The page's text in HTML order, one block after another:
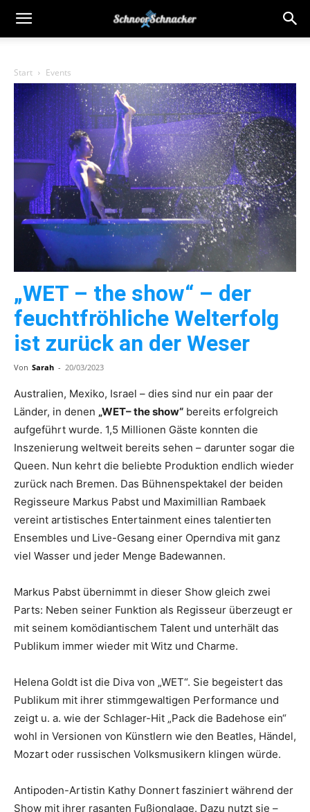
Start Events
„WET – the show“ – der
feuchtfröhliche Welterfolg
ist zurück an der Weser
Von Sarah - 20/03/2023
Australien, Mexiko, Israel – dies sind nur ein paar der
Länder, in denen „WET– the show“ bereits erfolgreich
aufgeführt wurde. 1,5 Millionen Gäste konnten die
Inszenierung weltweit bereits sehen – darunter sogar die
Queen. Nun kehrt die beliebte Produktion endlich wieder
zurück nach Bremen. Das Bühnenspektakel der beiden
Regisseure Markus Pabst und Maximillian Rambaek
vereint artistisches Entertainment eines talentierten
Ensembles und Live-Gesang einer Operndiva mit ganz
viel Wasser und jeder Menge Badewannen.
Markus Pabst übernimmt in dieser Show gleich zwei
Parts: Neben seiner Funktion als Regisseur überzeugt er
mit seinem komödiantischem Talent und unterhält das
Publikum immer wieder mit Witz und Charme.
Helena Goldt ist die Diva von „WET“. Sie begeistert das
Publikum mit ihrer stimmgewaltigen Performance und
zeigt u. a. wie der Schlager-Hit „Pack die Badehose ein“
wohl in Versionen von Künstlern wie den Beatles, Händel,
Mozart oder russischen Volksmusikern klingen würde.
Antipoden-Artistin Kathy Donnert fasziniert während der
Show mit ihrer rasanten Fußjonglage. Dazu nutzt sie –